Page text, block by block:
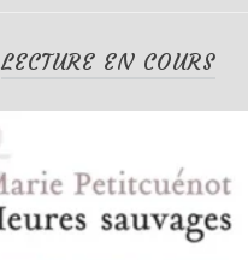
LECTURE EN COURS